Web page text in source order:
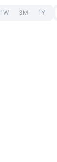
1W 3M 1Y